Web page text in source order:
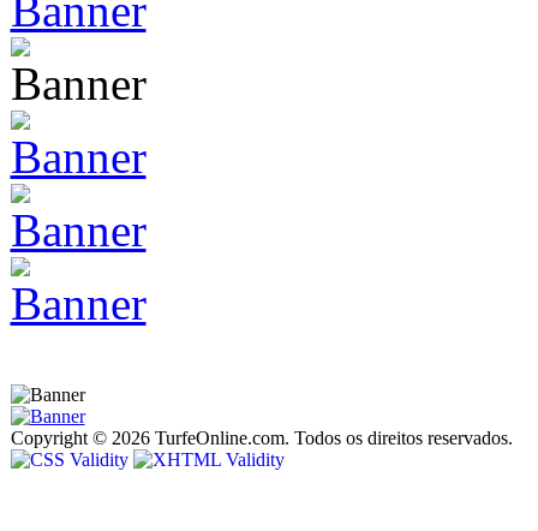
Copyright © 2026 TurfeOnline.com. Todos os direitos reservados.